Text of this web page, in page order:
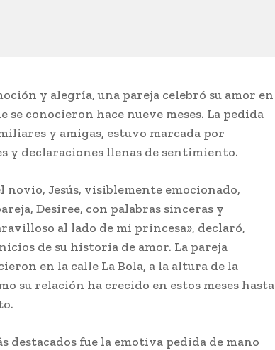
y alegría, una pareja celebró su amor en
se conocieron hace nueve meses. La pedida
y amigas, estuvo marcada por
y declaraciones llenas de sentimiento.
novio, Jesús, visiblemente emocionado,
Desiree, con palabras sinceras y
al lado de mi princesa», declaró,
de su historia de amor. La pareja
en la calle La Bola, a la altura de la
su relación ha crecido en estos meses hasta
destacados fue la emotiva pedida de mano